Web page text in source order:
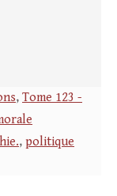
, Tome 123 -
, politique